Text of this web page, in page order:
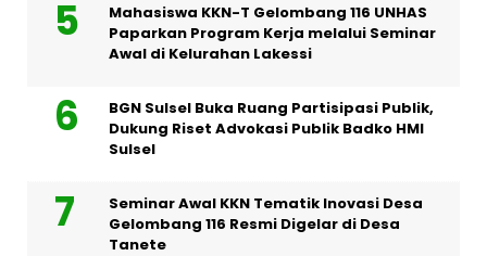
Mahasiswa KKN-T Gelombang 116 UNHAS
Paparkan Program Kerja melalui Seminar
Awal di Kelurahan Lakessi
BGN Sulsel Buka Ruang Partisipasi Publik,
Dukung Riset Advokasi Publik Badko HMI
Sulsel
Seminar Awal KKN Tematik Inovasi Desa
Gelombang 116 Resmi Digelar di Desa
Tanete